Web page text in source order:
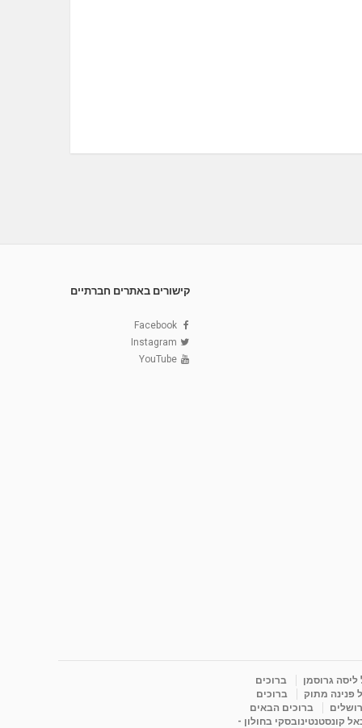
קישורים באתרים חברתיים
Facebook
Instagram
YouTube
גרוסמן
ברוכים
פנינה מתוק
ברוכים
ברוכים הבאים
קונסטנטינובסקי בחולון -